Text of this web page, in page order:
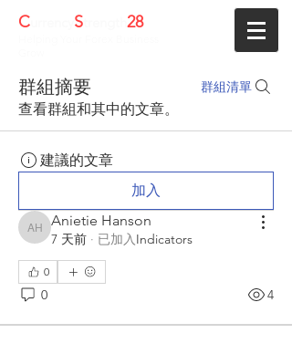
C S 28
群組摘要 群組清單
查看群組和其中的文章。
建議的文章
加入
Anietie Hanson
Anietie Hanson
7 天前 · 已加入Indicators
0
0 4